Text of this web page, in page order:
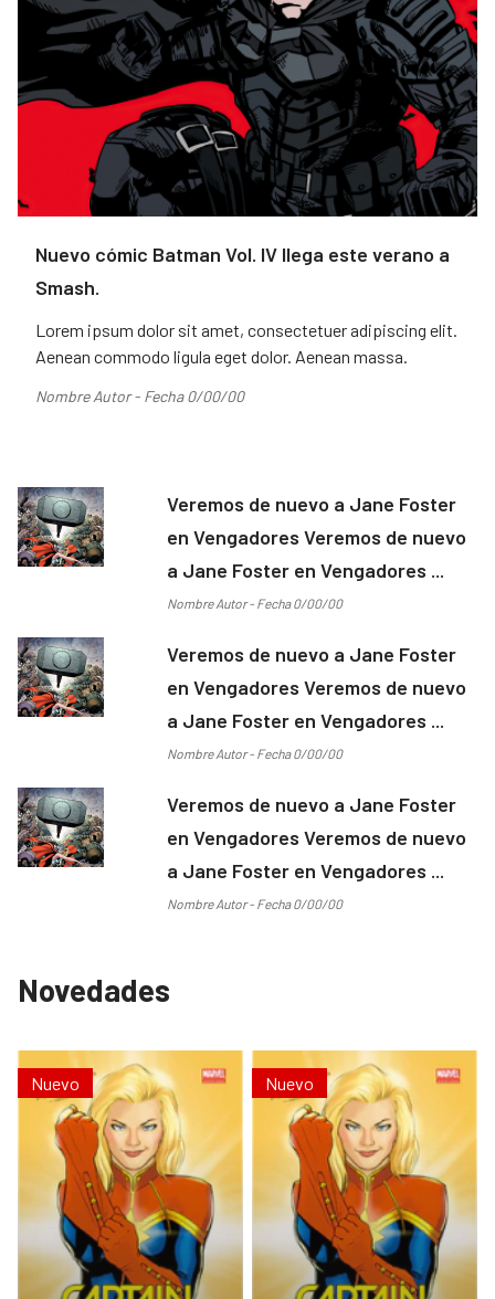
Nuevo cómic Batman Vol. IV llega este verano a
Smash.
Lorem ipsum dolor sit amet, consectetuer adipiscing elit.
Aenean commodo ligula eget dolor. Aenean massa.
Nombre Autor - Fecha 0/00/00
Veremos de nuevo a Jane Foster
en Vengadores Veremos de nuevo
a Jane Foster en Vengadores ...
Nombre Autor - Fecha 0/00/00
Veremos de nuevo a Jane Foster
en Vengadores Veremos de nuevo
a Jane Foster en Vengadores ...
Nombre Autor - Fecha 0/00/00
Veremos de nuevo a Jane Foster
en Vengadores Veremos de nuevo
a Jane Foster en Vengadores ...
Nombre Autor - Fecha 0/00/00
Novedades
Nuevo Nuevo